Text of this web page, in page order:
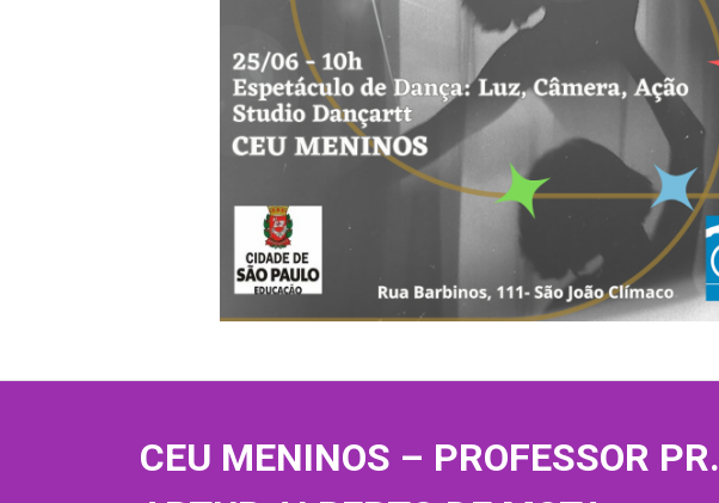
CEU MENINOS – PROFESSOR PR.